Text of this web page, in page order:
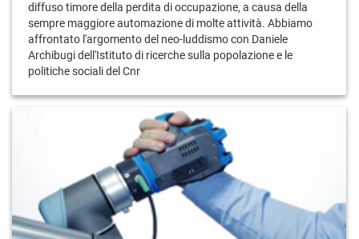
diffuso timore della perdita di occupazione, a causa della
sempre maggiore automazione di molte attività. Abbiamo
affrontato l'argomento del neo-luddismo con Daniele
Archibugi dell'Istituto di ricerche sulla popolazione e le
politiche sociali del Cnr